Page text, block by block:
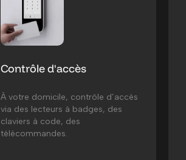
Contrôle d'accès
À votre domicile, contrôle d’accès
via des lecteurs à badges, des
claviers à code, des
télécommandes.